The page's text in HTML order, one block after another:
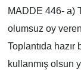
MADDE 446- a)
olumsuz oy
Toplantıda
kullanmış olsun